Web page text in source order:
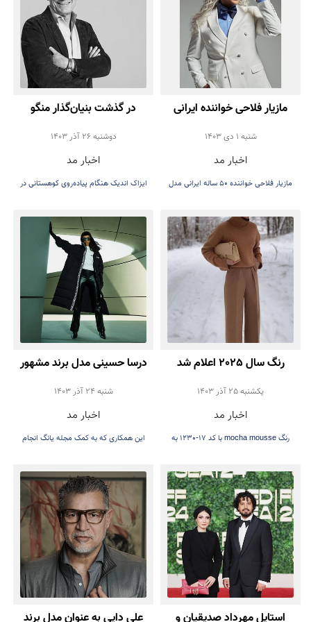
مازیار فلاحی خواننده ایرانی
مدل برند لباس شد
شنبه 1 دی 1403
اخبار مد
مازیار فلاحی خواننده 50 ساله ایرانی مدل
در گذشت بنیان‌گذار منگو
دوشنبه 26 آذر 1403
اخبار مد
ایزاک اندیک هنگام پیاده‌روی کوهستانی در
رنگ سال 2025 اعلام شد
يكشنبه 25 آذر 1403
اخبار مد
رنگ mocha mousse با کد 17-1230 به
درسا حسینی مدل برند مشهور
پوما شدشنبه 24 آذر 1403
اخبار مد
این همکاری که به کمک مجله یانگ انجام
استایل مهرداد صدیقیان و
علی دایی به عنوان مدل برند